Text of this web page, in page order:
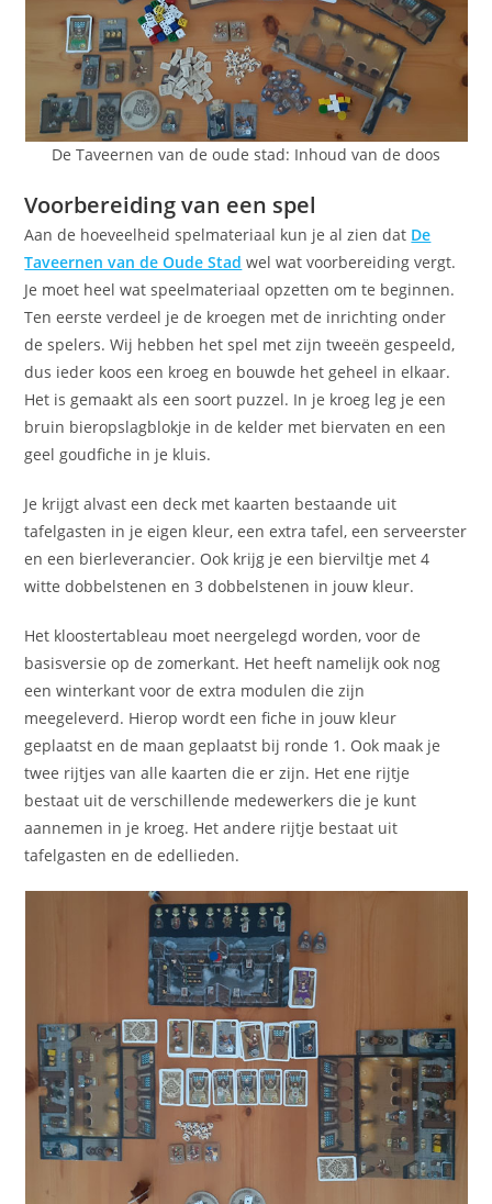
De Taveernen van de oude stad: Inhoud van de doos
Voorbereiding van een spel
Aan de hoeveelheid spelmateriaal kun je al zien dat De
Taveernen van de Oude Stad wel wat voorbereiding vergt.
Je moet heel wat speelmateriaal opzetten om te beginnen.
Ten eerste verdeel je de kroegen met de inrichting onder
de spelers. Wij hebben het spel met zijn tweeën gespeeld,
dus ieder koos een kroeg en bouwde het geheel in elkaar.
Het is gemaakt als een soort puzzel. In je kroeg leg je een
bruin bieropslagblokje in de kelder met biervaten en een
geel goudfiche in je kluis.
Je krijgt alvast een deck met kaarten bestaande uit
tafelgasten in je eigen kleur, een extra tafel, een serveerster
en een bierleverancier. Ook krijg je een bierviltje met 4
witte dobbelstenen en 3 dobbelstenen in jouw kleur.
Het kloostertableau moet neergelegd worden, voor de
basisversie op de zomerkant. Het heeft namelijk ook nog
een winterkant voor de extra modulen die zijn
meegeleverd. Hierop wordt een fiche in jouw kleur
geplaatst en de maan geplaatst bij ronde 1. Ook maak je
twee rijtjes van alle kaarten die er zijn. Het ene rijtje
bestaat uit de verschillende medewerkers die je kunt
aannemen in je kroeg. Het andere rijtje bestaat uit
tafelgasten en de edellieden.